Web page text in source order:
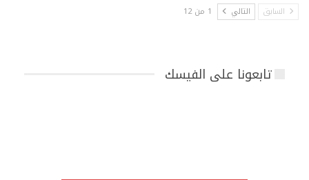
السابق التالي 1 من 12
تابعونا على الفيسك